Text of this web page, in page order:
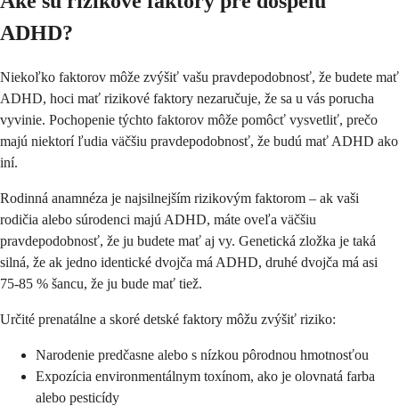
ADHD?
Niekoľko faktorov môže zvýšiť vašu pravdepodobnosť, že budete mať
ADHD, hoci mať rizikové faktory nezaručuje, že sa u vás porucha
vyvinie. Pochopenie týchto faktorov môže pomôcť vysvetliť, prečo
majú niektorí ľudia väčšiu pravdepodobnosť, že budú mať ADHD ako
iní.
Rodinná anamnéza je najsilnejším rizikovým faktorom – ak vaši
rodičia alebo súrodenci majú ADHD, máte oveľa väčšiu
pravdepodobnosť, že ju budete mať aj vy. Genetická zložka je taká
silná, že ak jedno identické dvojča má ADHD, druhé dvojča má asi
75-85 % šancu, že ju bude mať tiež.
Určité prenatálne a skoré detské faktory môžu zvýšiť riziko:
Narodenie predčasne alebo s nízkou pôrodnou hmotnosťou
Expozícia environmentálnym toxínom, ako je olovnatá farba
alebo pesticídy